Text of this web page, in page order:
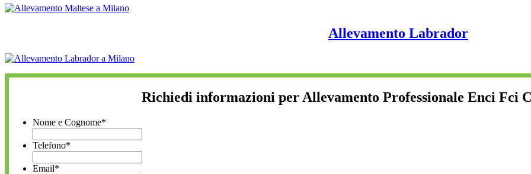
Allevamento Labrador
Richiedi informazioni per Allevamento Professionale Enci Fci
Nome e Cognome*
Telefono*
Email*